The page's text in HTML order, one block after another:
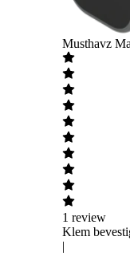
Musthavz
1 review
Klem
|